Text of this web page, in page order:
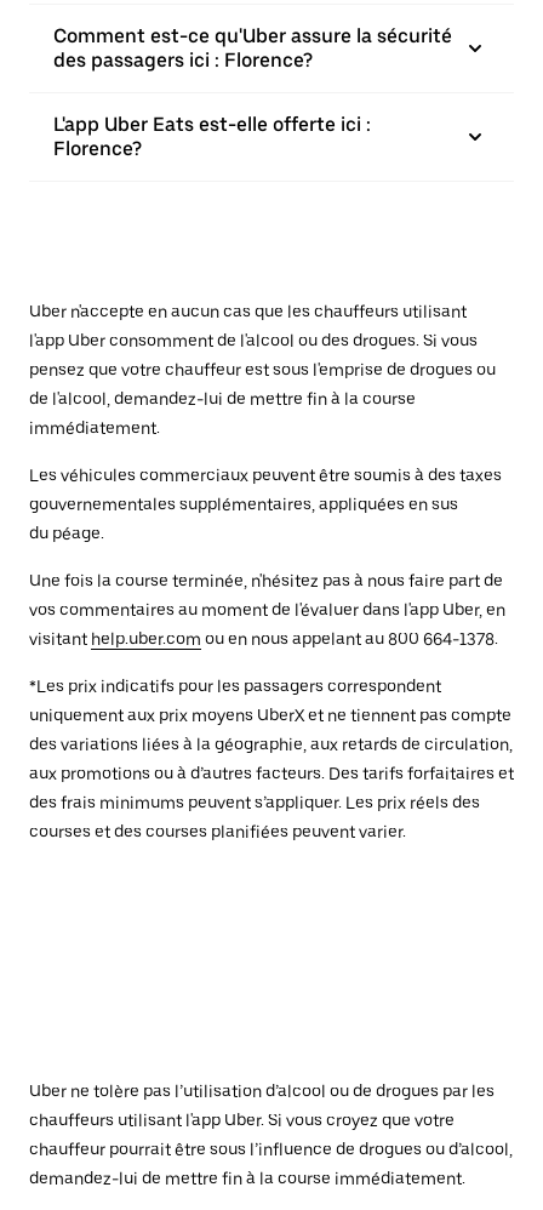
Comment est-ce qu'Uber assure la sécurité
des passagers ici : Florence?
L'app Uber Eats est-elle offerte ici :
Florence?
Uber n'accepte en aucun cas que les chauffeurs utilisant
l'app Uber consomment de l'alcool ou des drogues. Si vous
pensez que votre chauffeur est sous l'emprise de drogues ou
de l'alcool, demandez-lui de mettre fin à la course
immédiatement.
Les véhicules commerciaux peuvent être soumis à des taxes
gouvernementales supplémentaires, appliquées en sus
du péage.
Une fois la course terminée, n'hésitez pas à nous faire part de
vos commentaires au moment de l'évaluer dans l'app Uber, en
visitant help.uber.com ou en nous appelant au 800 664-1378.
*Les prix indicatifs pour les passagers correspondent
uniquement aux prix moyens UberX et ne tiennent pas compte
des variations liées à la géographie, aux retards de circulation,
aux promotions ou à d’autres facteurs. Des tarifs forfaitaires et
des frais minimums peuvent s’appliquer. Les prix réels des
courses et des courses planifiées peuvent varier.
Uber ne tolère pas l’utilisation d’alcool ou de drogues par les
chauffeurs utilisant l'app Uber. Si vous croyez que votre
chauffeur pourrait être sous l’influence de drogues ou d’alcool,
demandez-lui de mettre fin à la course immédiatement.